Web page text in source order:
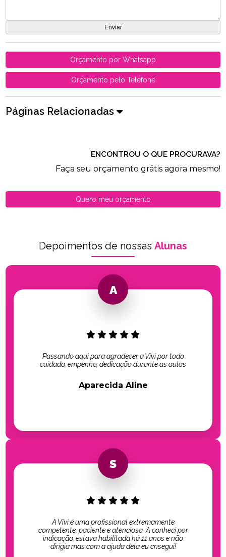
Orçamento por Whatsapp
Orçamento pelo Telefone
Páginas Relacionadas
ENCONTROU O QUE PROCURAVA?
Faça seu orçamento grátis agora mesmo!
Quero meu orçamento
Depoimentos de nossas Alunas
Passando aqui para agradecer a Vivi por todo
cuidado, empenho, dedicação durante as aulas
Aparecida Aline
A Vivi é uma profissional extremamente
competente, paciente e atenciosa. A conheci por
indicação, estava habilitada há 11 anos e não
dirigia mas com a ajuda dela eu cnsegui!